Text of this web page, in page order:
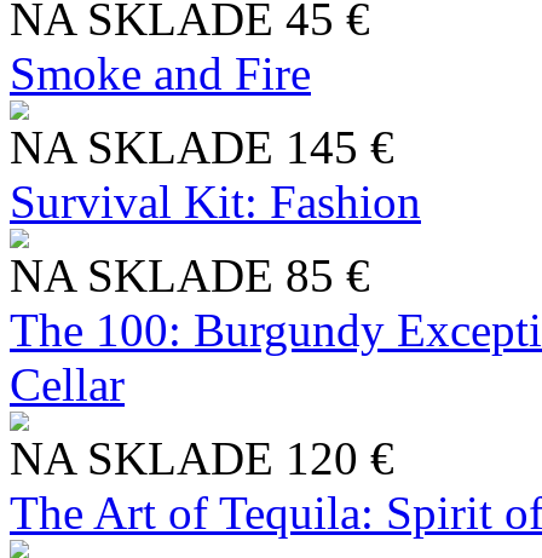
NA SKLADE 45 €
Smoke and Fire
NA SKLADE 145 €
Survival Kit: Fashion
NA SKLADE 85 €
The 100: Burgundy
Cellar
NA SKLADE 120 €
The Art of Tequila: Spirit